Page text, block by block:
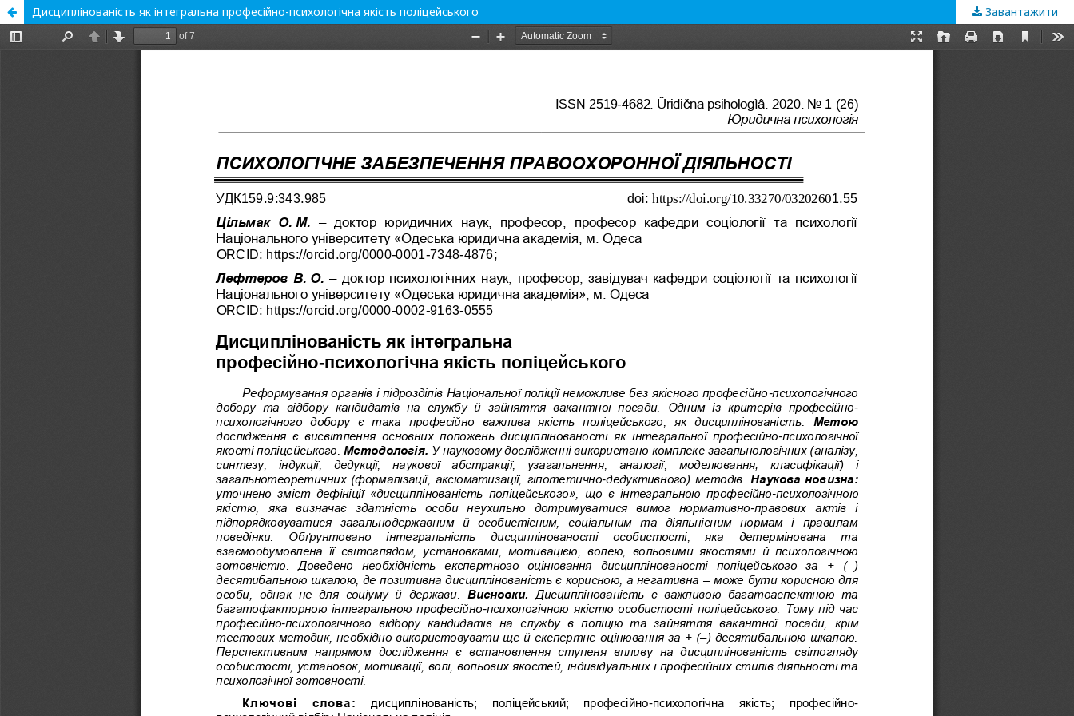
Дисциплінованість як інтегральна професійно-психологічна якість поліцейського Завантажити